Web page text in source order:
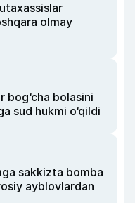
olmay
bog‘cha bolasini
sud hukmi o‘qildi
sakkizta bomba
ayblovlardan